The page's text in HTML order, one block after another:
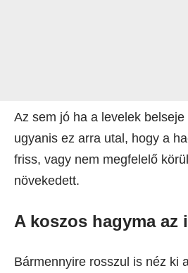
Az sem jó ha a levelek
ugyanis ez arra utal, hogy a
friss, vagy nem megfelelő
növekedett.
A koszos hagyma az
Bármennyire rosszul is néz ki